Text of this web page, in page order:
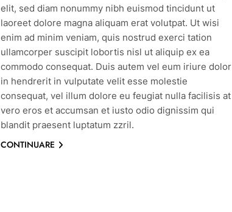
elit, sed diam nonummy nibh euismod tincidunt ut
laoreet dolore magna aliquam erat volutpat. Ut wisi
enim ad minim veniam, quis nostrud exerci tation
ullamcorper suscipit lobortis nisl ut aliquip ex ea
commodo consequat. Duis autem vel eum iriure dolor
in hendrerit in vulputate velit esse molestie
consequat, vel illum dolore eu feugiat nulla facilisis at
vero eros et accumsan et iusto odio dignissim qui
blandit praesent luptatum zzril.
CONTINUARE